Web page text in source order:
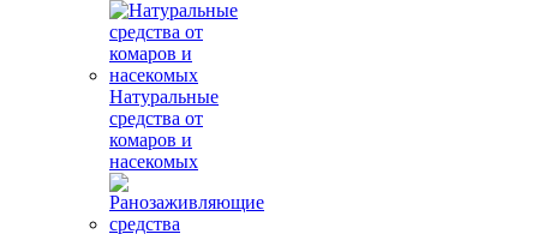
Натуральные
средства от
комаров и
насекомых